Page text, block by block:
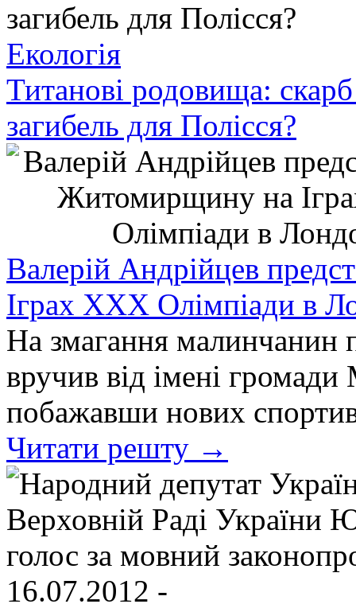
Екологія
Титанові родовища:
загибель для Полісся?
Валерій Андрійцев
Іграх ХХХ Олімпіади в
На змагання малинчанин
вручив від імені
побажавши нових
Читати решту →
16.07.2012 -